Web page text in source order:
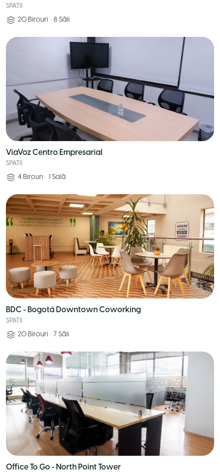
SPATII
20 Birouri • 8 Săli
ViaVoz Centro Empresarial
SPATII
4 Birouri • 1 Sală
BDC - Bogotá Downtown Coworking
SPATII
20 Birouri • 7 Săli
Office To Go - North Point Tower